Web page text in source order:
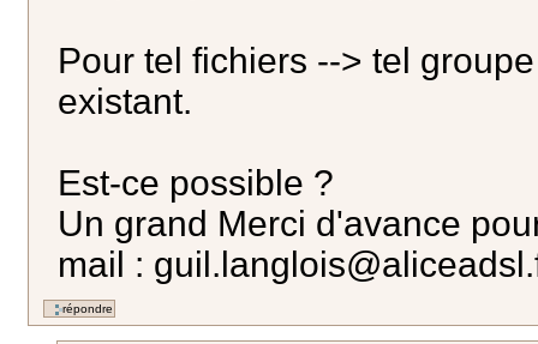
Pour tel fichiers --> tel
existant.
Est-ce possible ?
Un grand Merci d'avance
mail :